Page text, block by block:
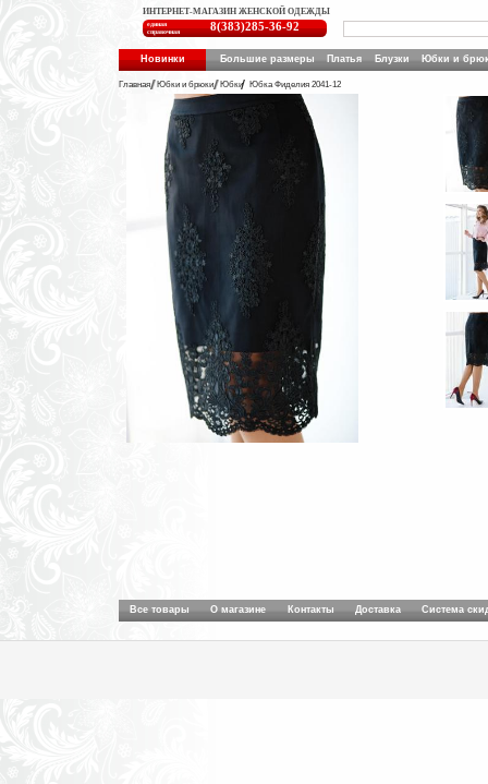
ИНТЕРНЕТ-МАГАЗИН ЖЕНСКОЙ ОДЕЖДЫ
единая
справочная
8(383)285-36-92
Новинки Большие размеры Платья Блузки Юбки и
Главная Юбки и брюки Юбки Юбка Фиделия 2041-12
Все товары О магазине Контакты Доставка Система